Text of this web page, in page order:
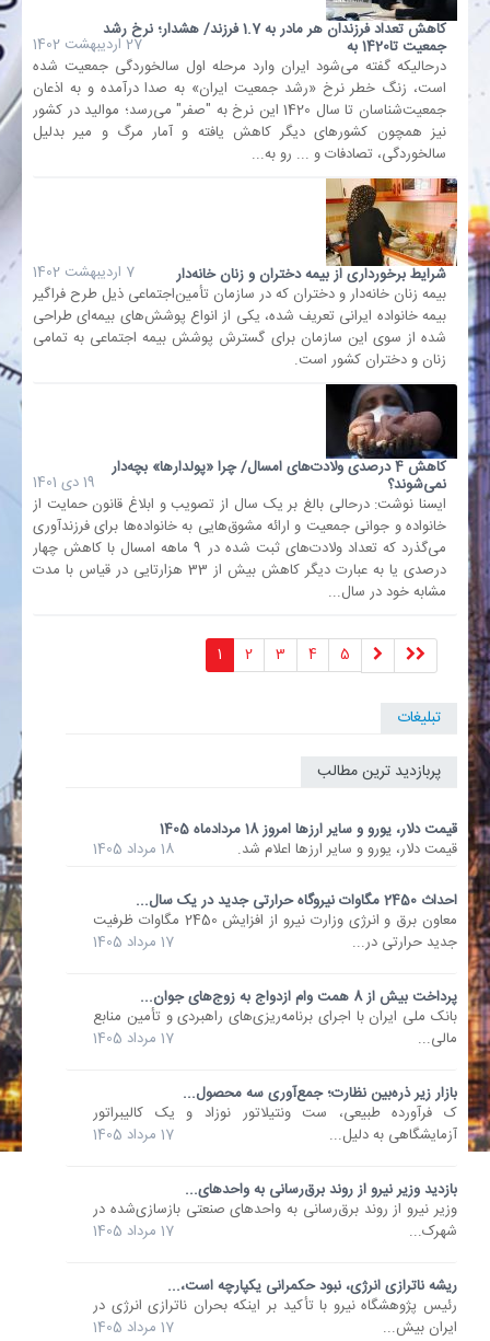
انرژی
اقتصاد
کاهش تعداد فرزندان هر مادر به 1.7 فرزند/ هشدار؛ نرخ رشد
جمعیت تا1420 به
27 اردیبهشت 1402
درحالیکه گفته می‌شود ایران وارد مرحله اول سالخوردگی جمعیت شده
است، زنگ خطر نرخ «رشد جمعیت ایران» به صدا درآمده و به اذعان
جمعیت‌شناسان تا سال 1420 این نرخ به "صفر" می‌رسد؛ موالید در کشور
نیز همچون کشورهای دیگر کاهش یافته و آمار مرگ و میر بدلیل
سالخوردگی، تصادفات و ... رو به...
شرایط برخورداری از بیمه دختران و زنان خانه‌دار
7 اردیبهشت 1402
بیمه زنان خانه‌دار و دختران که در سازمان تأمین‌اجتماعی ذیل طرح فراگیر
بیمه خانواده ایرانی تعریف شده، یکی از انواع پوشش‌های بیمه‌ای طراحی
شده از سوی این سازمان برای گسترش پوشش بیمه اجتماعی به تمامی
زنان و دختران کشور است.
کاهش 4 درصدی ولادت‌های امسال/ چرا «پولدارها» بچه‌دار
نمی‌شوند؟
19 دی 1401
ایسنا نوشت: درحالی بالغ بر یک سال از تصویب و ابلاغ قانون حمایت از
خانواده و جوانی جمعیت و ارائه مشوق‌هایی به خانواده‌ها برای فرزندآوری
می‌گذرد که تعداد ولادت‌های ثبت شده در 9 ماهه امسال با کاهش چهار
درصدی یا به عبارت دیگر کاهش بیش از 33 هزارتایی در قیاس با مدت
مشابه خود در سال...
1 2 3 4 5
تبلیغات
پربازدید ترین مطالب
قیمت دلار، یورو و سایر ارزها امروز 18 مردادماه 1405
قیمت دلار، یورو و سایر ارزها اعلام شد.
18 مرداد 1405
احداث 2450 مگاوات نیروگاه حرارتی جدید در یک سال...
معاون برق و انرژی وزارت نیرو از افزایش 2450 مگاوات ظرفیت
جدید حرارتی در...
17 مرداد 1405
پرداخت بیش از 8 همت وام ازدواج به زوج‌های جوان...
بانک ملی ایران با اجرای برنامه‌ریزی‌های راهبردی و تأمین منابع
مالی...
17 مرداد 1405
بازار زیر ذره‌بین نظارت؛ جمع‌آوری سه محصول...
ک فرآورده طبیعی، ست ونتیلاتور نوزاد و یک کالیبراتور
آزمایشگاهی به دلیل...
17 مرداد 1405
بازدید وزیر نیرو از روند برق‌رسانی به واحدهای...
وزیر نیرو از روند برق‌رسانی به واحدهای صنعتی بازسازی‌شده در
شهرک...
17 مرداد 1405
ریشه ناترازی انرژی، نبود حکمرانی یکپارچه است،...
رئیس پژوهشگاه نیرو با تأکید بر اینکه بحران ناترازی انرژی در
ایران بیش...
17 مرداد 1405